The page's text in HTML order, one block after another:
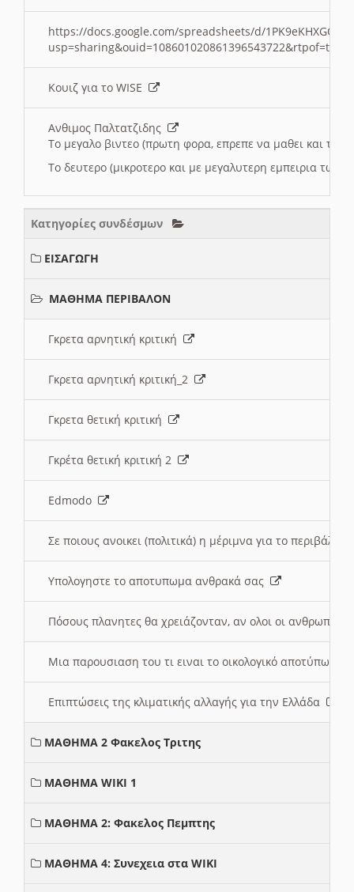
https://docs.google.com/spreadsheets/d/
Κουιζ για το WISE
Ανθιμος Παλτατζιδης
Το μεγαλο βιντεο (πρωτη φορα, επρεπε να μαθει και το
Το δευτερο (μικροτερο και με μεγαλυτερη εμπειρια
Κατηγορίες συνδέσμων
ΕΙΣΑΓΩΓΗ
ΜΑΘΗΜΑ ΠΕΡΙΒΑΛΟΝ
Γκρετα αρνητική κριτική
Γκρετα αρνητική κριτική_2
Γκρετα θετική κριτική
Γκρέτα θετική κριτική 2
Edmodo
Σε ποιους ανοικει (πολιτικά) η μέριμνα για το
Υπολογηστε το αποτυπωμα ανθρακά σας
Πόσους πλανητες θα χρειάζονταν, αν ολοι οι ανθρωποι
Μια παρουσιαση του τι ειναι το οικολογικό αποτύπωμα
Επιπτώσεις της κλιματικής αλλαγής για την Ελλάδα
ΜΑΘΗΜΑ 2 Φακελος Τριτης
ΜΑΘΗΜΑ WIKI 1
ΜΑΘΗΜΑ 2: Φακελος Πεμπτης
ΜΑΘΗΜΑ 4: Συνεχεια στα WIKI